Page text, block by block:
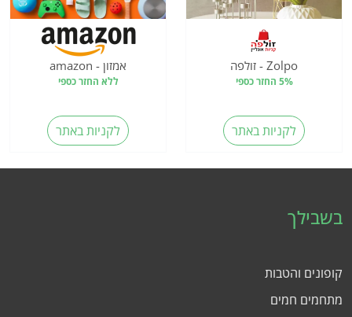
Zolpo - זולפה
5% החזר כספי
לקניות באתר
אמזון - amazon
ללא החזר כספי
לקניות באתר
בשבילך
קופונים והטבות
מתחמים חמים